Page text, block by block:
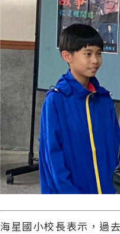
海星國小校長表示，過